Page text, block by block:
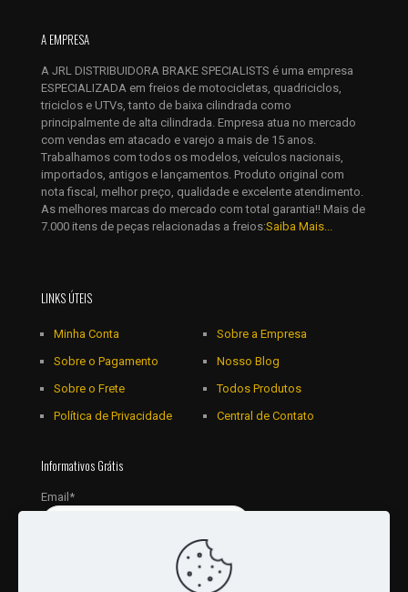
Nome*
mail*
Salvar meus dados neste navegador para a próxima vez que
eu comentar.
A EMPRESA
A JRL DISTRIBUIDORA BRAKE SPECIALISTS é uma empresa
ESPECIALIZADA em freios de motocicletas, quadriciclos,
triciclos e UTVs, tanto de baixa cilindrada como
principalmente de alta cilindrada. Empresa atua no mercado
com vendas em atacado e varejo a mais de 15 anos.
Trabalhamos com todos os modelos, veículos nacionais,
importados, antigos e lançamentos. Produto original com
nota fiscal, melhor preço, qualidade e excelente atendimento.
As melhores marcas do mercado com total garantia!! Mais de
7.000 itens de peças relacionadas a freios:Saiba Mais...
LINKS ÚTEIS
Minha Conta
Sobre o Pagamento
Sobre o Frete
Política de Privacidade
Sobre a Empresa
Nosso Blog
Todos Produtos
Central de Contato
Informativos Grátis
Email*